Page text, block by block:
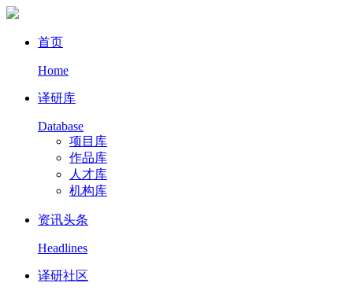
首页
Home
译研库
Database
项目库
作品库
人才库
机构库
资讯头条
Headlines
译研社区